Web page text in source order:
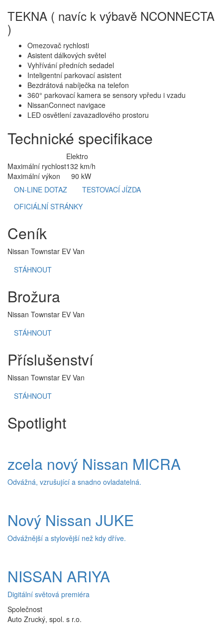
TEKNA ( navíc k výbavě NCONNECTA
)
Omezovač rychlosti
Asistent dálkových světel
Vyhřívání předních sedadel
Inteligentní parkovací asistent
Bezdrátová nabíječka na telefon
360° parkovací kamera se sensory vpředu i vzadu
NissanConnect navigace
LED osvětlení zavazadlového prostoru
Technické specifikace
Elektro
Maximální rychlost132 km/h
Maximální výkon
90 kW
ON-LINE DOTAZ
TESTOVACÍ JÍZDA
OFICIÁLNÍ STRÁNKY
Ceník
Nissan Townstar EV Van
STÁHNOUT
Brožura
Nissan Townstar EV Van
STÁHNOUT
Příslušenství
Nissan Townstar EV Van
STÁHNOUT
Spotlight
zcela nový Nissan MICRA
Odvážná, vzrušující a snadno ovladatelná.
Nový Nissan JUKE
Odvážnější a stylovější než kdy dříve.
NISSAN ARIYA
Digitální světová premiéra
Společnost
Auto Zrucký, spol. s r.o.